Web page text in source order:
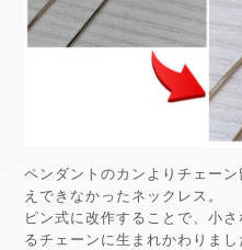
ペンダントのカンよりチェー
えできなかったネックレス。
ピン式に改作することで、小
るチェーンに生まれかわりまし